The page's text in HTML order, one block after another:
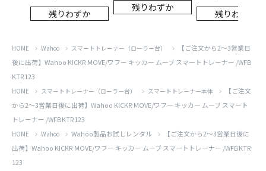
残りわずか
残りわずか
残りわずか
HOME Wahoo スマートトレーナー（ローラー台）
【ご注文から2～3営業日
後に出荷】Wahoo KICKR MOVE/ワフー キッカー ムーブ スマートトレーナー /WFB
KTR123
HOME スマートトレーナー（ローラー台） スマートトレーナー本体
【ご注文
から2～3営業日後に出荷】Wahoo KICKR MOVE/ワフー キッカー ムーブ スマート
トレーナー /WFBKTR123
HOME Wahoo Wahoo製品お試しレンタル
【ご注文から2～3営業日後に
出荷】Wahoo KICKR MOVE/ワフー キッカー ムーブ スマートトレーナー /WFBKTR
123